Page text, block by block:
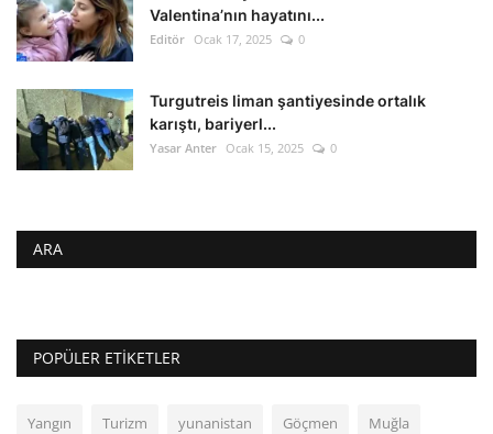
Valentina’nın hayatını...
Editör Ocak 17, 2025 0
Turgutreis liman şantiyesinde ortalık
karıştı, bariyerl...
Yasar Anter Ocak 15, 2025 0
ARA
POPÜLER ETIKETLER
Yangın Turizm yunanistan Göçmen Muğla